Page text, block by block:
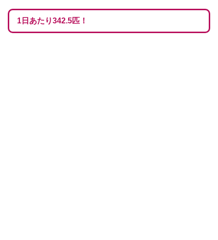
1日あたり342.5匹！